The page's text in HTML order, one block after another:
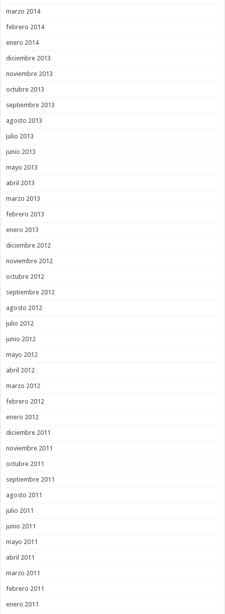
marzo 2014
febrero 2014
enero 2014
diciembre 2013
noviembre 2013
octubre 2013
septiembre 2013
agosto 2013
julio 2013
junio 2013
mayo 2013
abril 2013
marzo 2013
febrero 2013
enero 2013
diciembre 2012
noviembre 2012
octubre 2012
septiembre 2012
agosto 2012
julio 2012
junio 2012
mayo 2012
abril 2012
marzo 2012
febrero 2012
enero 2012
diciembre 2011
noviembre 2011
octubre 2011
septiembre 2011
agosto 2011
julio 2011
junio 2011
mayo 2011
abril 2011
marzo 2011
febrero 2011
enero 2011